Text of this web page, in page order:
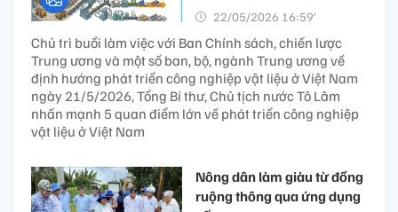
22/05/2026 16:59’
Chủ trì buổi làm việc với Ban Chính sách, chiến lược
Trung ương và một số ban, bộ, ngành Trung ương về
định hướng phát triển công nghiệp vật liệu ở Việt Nam
ngày 21/5/2026, Tổng Bí thư, Chủ tịch nước Tô Lâm
nhấn mạnh 5 quan điểm lớn về phát triển công nghiệp
vật liệu ở Việt Nam
Nông dân làm giàu từ đồng
ruộng thông qua ứng dụng